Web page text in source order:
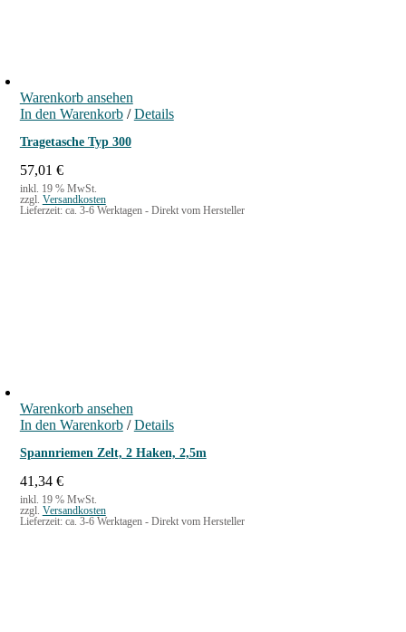
Warenkorb ansehen
In den Warenkorb / Details
Tragetasche Typ 300
57,01 €
inkl. 19 % MwSt.
zzgl. Versandkosten
Lieferzeit: ca. 3-6 Werktagen - Direkt vom Hersteller
Warenkorb ansehen
In den Warenkorb / Details
Spannriemen Zelt, 2 Haken, 2,5m
41,34 €
inkl. 19 % MwSt.
zzgl. Versandkosten
Lieferzeit: ca. 3-6 Werktagen - Direkt vom Hersteller